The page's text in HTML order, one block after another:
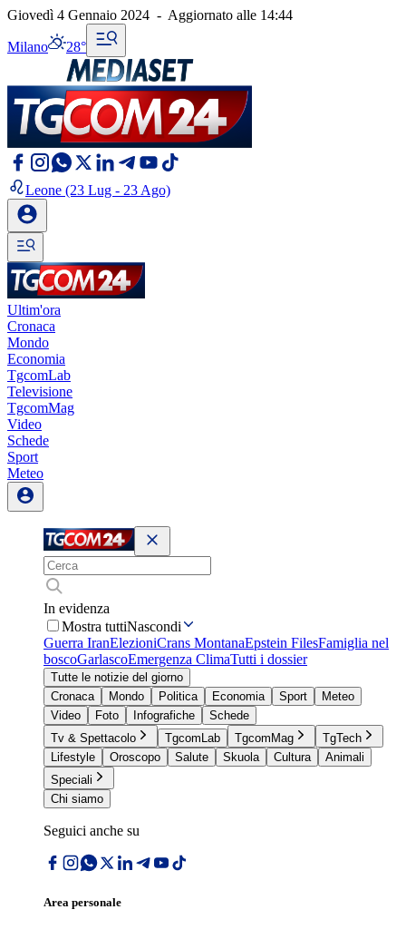
Giovedì 4 Gennaio 2024 - Aggiornato alle 14:44
Milano 28°
Leone (23 Lug - 23 Ago)
Ultim'ora
Cronaca
Mondo
Economia
TgcomLab
Televisione
TgcomMag
Video
Schede
Sport
Meteo
In evidenza
Mostra tuttiNascondi
Guerra IranElezioniCrans MontanaEpstein FilesFamiglia nel
boscoGarlascoEmergenza ClimaTutti i dossier
Tutte le notizie del giorno
Cronaca
Mondo Politica Economia Sport
Meteo
Video
Foto Infografiche
Schede
Tv & Spettacolo
TgcomLab TgcomMag
TgTech
Lifestyle
Oroscopo Salute Skuola Cultura
Animali
Speciali
Chi siamo
Seguici anche su
Area personale